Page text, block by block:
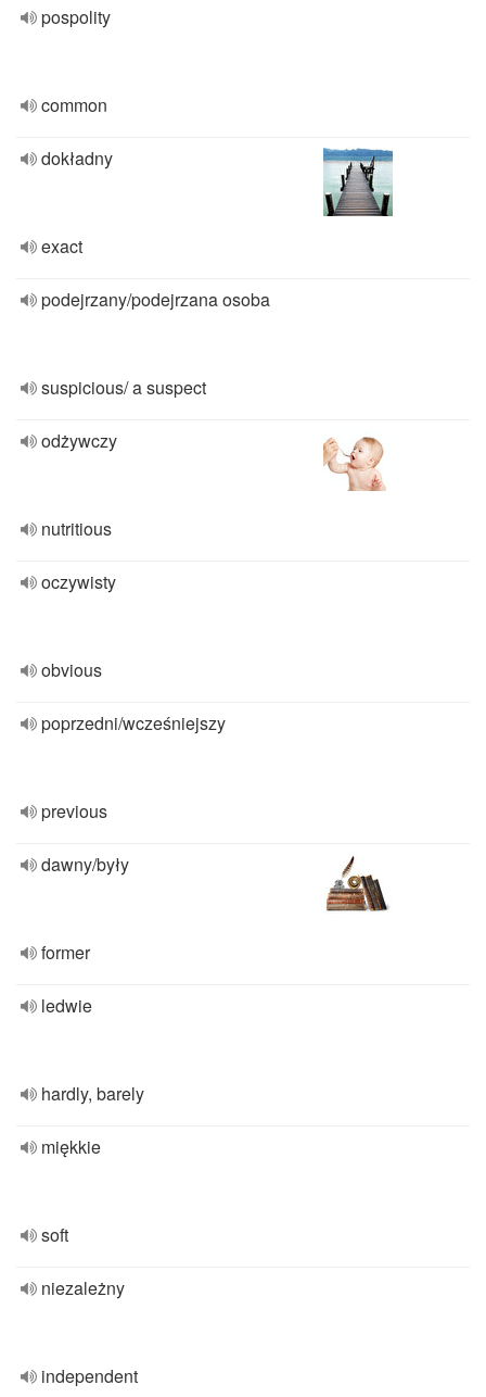
pospolity
common
dokładny
exact
podejrzany/podejrzana osoba
suspicious/ a suspect
odżywczy
nutritious
oczywisty
obvious
poprzedni/wcześniejszy
previous
dawny/były
former
ledwie
hardly, barely
miękkie
soft
niezależny
independent